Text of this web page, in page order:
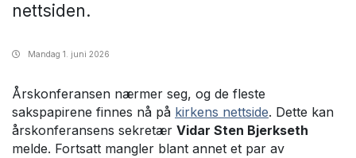
nettsiden.
Mandag 1. juni 2026
Årskonferansen nærmer seg, og de fleste
sakspapirene finnes nå på kirkens nettside. Dette kan
årskonferansens sekretær Vidar Sten Bjerkseth
melde. Fortsatt mangler blant annet et par av